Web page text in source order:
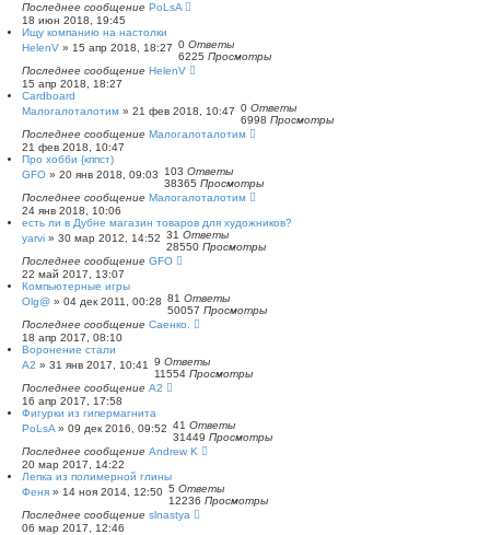
Последнее сообщение PoLsA
18 июн 2018, 19:45
Ищу компанию на настолки
HelenV » 15 апр 2018, 18:27 0 Ответы
6225 Просмотры
Последнее сообщение HelenV
15 апр 2018, 18:27
Cardboard
Малогалоталотим » 21 фев 2018, 10:47 0 Ответы
6998 Просмотры
Последнее сообщение Малогалоталотим
21 фев 2018, 10:47
Про хобби {кппст)
GFO » 20 янв 2018, 09:03 103 Ответы
38365 Просмотры
Последнее сообщение Малогалоталотим
24 янв 2018, 10:06
есть ли в Дубне магазин товаров для художников?
yarvi » 30 мар 2012, 14:52 31 Ответы
28550 Просмотры
Последнее сообщение GFO
22 май 2017, 13:07
Компьютерные игры
Olg@ » 04 дек 2011, 00:28 81 Ответы
50057 Просмотры
Последнее сообщение Саенко.
18 апр 2017, 08:10
Воронение стали
A2 » 31 янв 2017, 10:41 9 Ответы
11554 Просмотры
Последнее сообщение A2
16 апр 2017, 17:58
Фигурки из гипермагнита
PoLsA » 09 дек 2016, 09:52 41 Ответы
31449 Просмотры
Последнее сообщение Andrew K
20 мар 2017, 14:22
Лепка из полимерной глины
Феня » 14 ноя 2014, 12:50 5 Ответы
12236 Просмотры
Последнее сообщение slnastya
06 мар 2017, 12:46